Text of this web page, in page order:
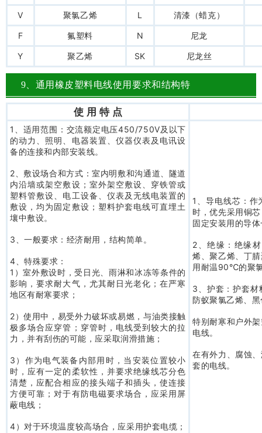
V 聚氯乙烯 L 清漆（蜡克）
F 氟塑料 N 尼龙
Y 聚乙烯 SK 尼龙丝
9、通用橡皮塑料电线使用要求和结构特
使 用 特 点
1、适用范围：交流额定电压450/750V及以下
的动力、照明、电器装置、仪器仪表及电讯设
备的连接和内部安装线。
2、敷设场合和方式：室内明敷和沟通道、隧道
内沿墙或架空敷设；室外架空敷设、穿铁管或
塑料管敷设、电工设备、仪表及无线电装置的
敷设，均为固定敷设；塑料护套电线可直埋土
壤中敷设。
3、一般要求：经济耐用，结构简单。
4、特殊要求：
1）室外敷设时，受日光、雨淋和冰冻等条件的
影响，要求耐大气，尤其耐日光老化；在严寒
地区有耐寒要求；
2）使用中，易受外力破坏或易燃，与油类接触
极多场合应穿管；穿管时，电线受到较大的拉
力，并有刮伤的可能，应采取润滑措施；
3）作为电气装备内部用时，当安装位置较小
时，应有一定的柔软性，并要求绝缘线芯分色
清楚，应配合相应的接头端子和插头，使连接
方便可靠；对于有防电磁要求场合，应采用屏
蔽电线；
4）对于环境温度较高场合，应采用护套电缆；
1、导电线芯：作
时，优先采用铜
固定安装用的导
2、绝缘：绝缘
烯、聚乙烯、丁
用耐温90℃的聚
3、护套：护套材
防蚁聚氯乙烯、
特别耐寒和户外
电线。
在有外力、腐蚀
套的电线。